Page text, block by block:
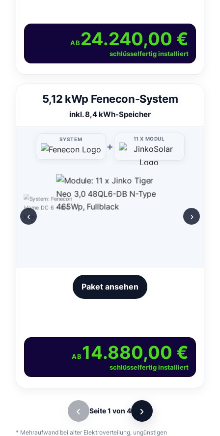
AB 24.240,00 €
schlüsselfertig installiert
5,12 kWp Fenecon-System
inkl. 8,4 kWh-Speicher
SYSTEM
+
11 X MODUL
‹ ›
Paket ansehen
AB14.880,00 €
schlüsselfertig installiert
‹ Seite 1 von 4 ›
* Mehraufwand bei alter Elektroverteilung, ungünstigen